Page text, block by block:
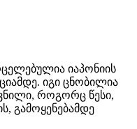
იაპონიის
იგი ცნობილია
როგორც წესი,
გამოყენებამდე